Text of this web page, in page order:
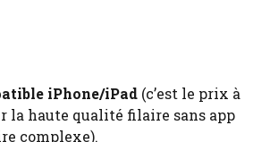
iPhone/iPad (c’est le prix à
la haute qualité filaire sans app
complexe).